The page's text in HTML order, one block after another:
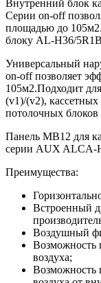
Внутренний блок
Серии on-off
площадью до
блоку AL-H36/
Универсальный
on-off позволяет
105м2.Подходит
(v1)/(v2),
потолочных
Панель MB12 для
серии AUX ALCA-
Преимущества:
Встроенный
Воздушный
Возможность
воздуха;
Bозможность